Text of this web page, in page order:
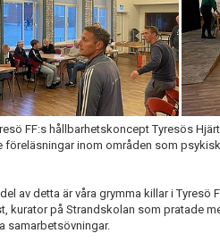
FF:s hållbarhetskoncept Tyresös
föreläsningar inom områden som
av detta är våra grymma killar i Tyresö
kurator på Strandskolan som pratade
samarbetsövningar.